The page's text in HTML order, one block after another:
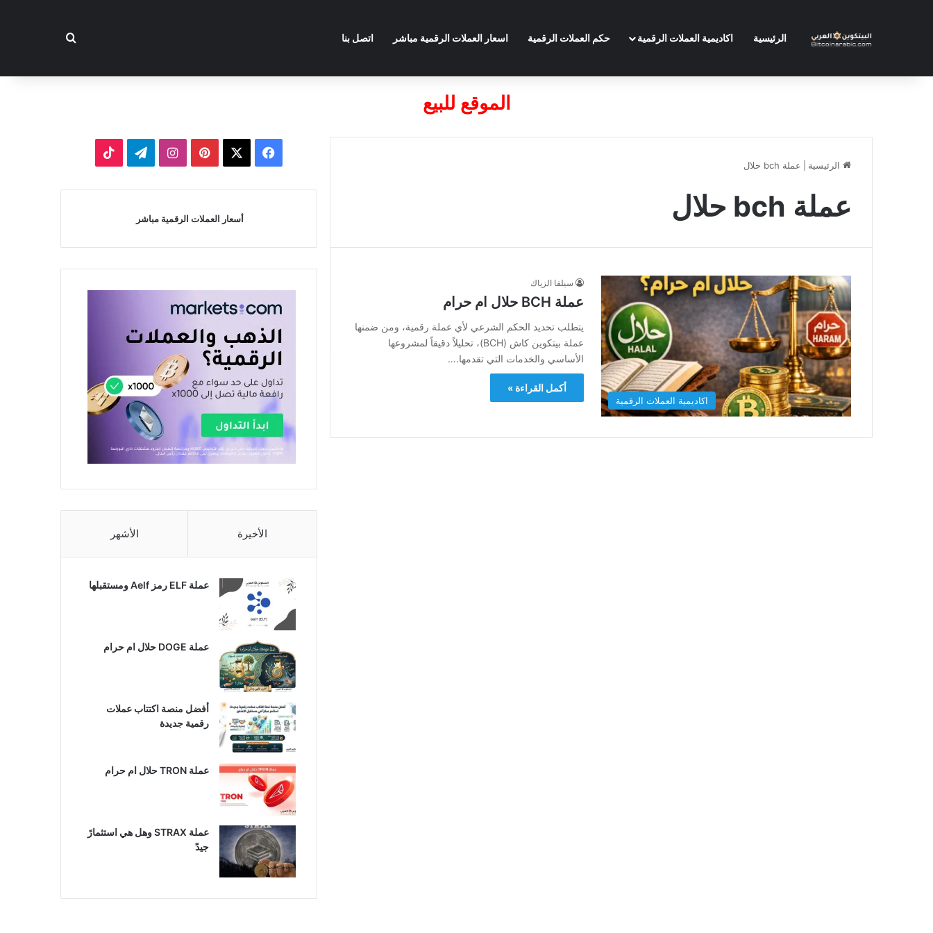
الرئيسية اكاديمية العملات الرقمية حكم العملات الرقمية اسعار العملات الرقمية مباشر اتصل بنا بحث عن
الموقع للبيع
الرئيسية عملة bch حلال
عملة bch حلال
اكاديمية العملات الرقمية
سيلفا الزياك
عملة BCH حلال ام حرام
يتطلب تحديد الحكم الشرعي لأي عملة رقمية، ومن ضمنها
عملة بيتكوين كاش (BCH)، تحليلاً دقيقاً لمشروعها
الأساسي والخدمات التي تقدمها.…
أكمل القراءة »
فيسبوك بينتيريستانستقرامتيلقرام
أسعار العملات الرقمية مباشر
الأخيرة الأشهر
عملة ELF رمز Aelf ومستقبلها
عملة DOGE حلال ام حرام
أفضل منصة اكتتاب عملات
رقمية جديدة
عملة TRON حلال ام حرام​
عملة STRAX وهل هي استثمارً
جيدً